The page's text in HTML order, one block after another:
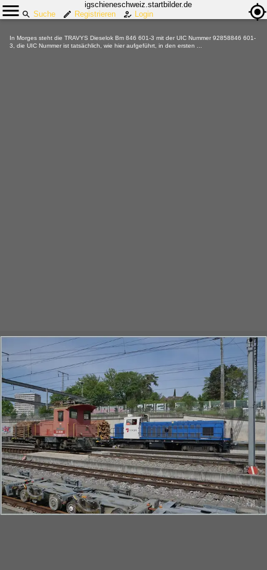
igschieneschweiz.startbilder.de
Suche
Registrieren Login
In Morges steht die TRAVYS Dieselok Bm 846 601-3 mit der UIC Nummer 92858846 601-
3, die UIC Nummer ist tatsächlich, wie hier aufgeführt, in den ersten ...